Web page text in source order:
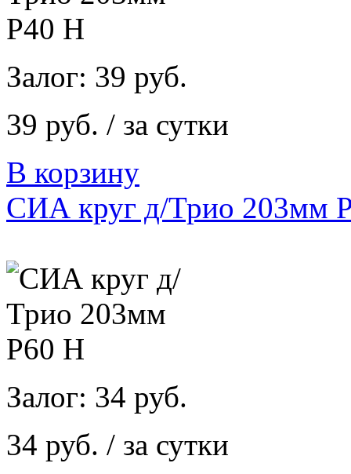
Залог: 39 руб.
39 руб. / за сутки
В корзину
СИА круг д/Трио 203мм
Залог: 34 руб.
34 руб. / за сутки